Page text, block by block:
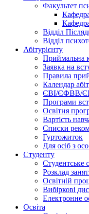
Факультет
Відділ
Відділ
Абітурієнту
Приймальна
Заявка на
Правила
Календар
ЄВІ/ЄФВВ/
Програми
Освітня
Вартість
Списки
Гуртожиток
Для осіб з
Студенту
Студентське
Розклад
Освітній
Вибіркові
Електронне
Освіта